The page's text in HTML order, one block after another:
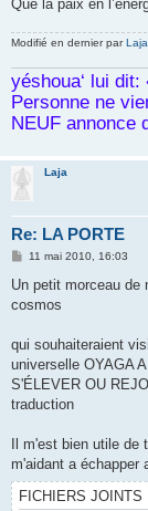
Que la paix en
Modifié en dernier parLaja
yéshoua‘ lui
Personne ne
NEUF annonce
Laja
Re: LA PORTE
M
s
a
11 mai 2010, 16:03
Un petit morceau de
cosmos
qui souhaiteraient
universelle OYAGA
S'ÉLEVER OU
traduction
Il m'est bien utile de
m'aidant a échapper
FICHIERS JOINTS